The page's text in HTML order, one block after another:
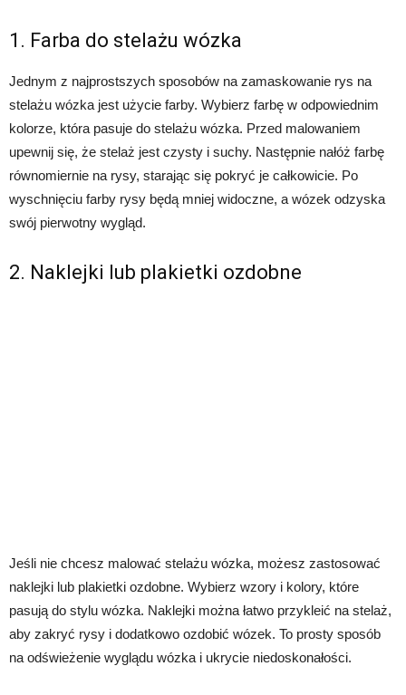
1. Farba do stelażu wózka
Jednym z najprostszych sposobów na zamaskowanie rys na
stelażu wózka jest użycie farby. Wybierz farbę w odpowiednim
kolorze, która pasuje do stelażu wózka. Przed malowaniem
upewnij się, że stelaż jest czysty i suchy. Następnie nałóż farbę
równomiernie na rysy, starając się pokryć je całkowicie. Po
wyschnięciu farby rysy będą mniej widoczne, a wózek odzyska
swój pierwotny wygląd.
2. Naklejki lub plakietki ozdobne
Jeśli nie chcesz malować stelażu wózka, możesz zastosować
naklejki lub plakietki ozdobne. Wybierz wzory i kolory, które
pasują do stylu wózka. Naklejki można łatwo przykleić na stelaż,
aby zakryć rysy i dodatkowo ozdobić wózek. To prosty sposób
na odświeżenie wyglądu wózka i ukrycie niedoskonałości.